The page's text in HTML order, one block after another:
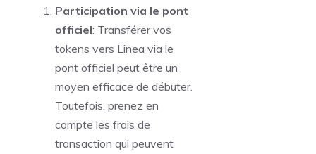
Participation via le pont
officiel: Transférer vos
tokens vers Linea via le
pont officiel peut être un
moyen efficace de débuter.
Toutefois, prenez en
compte les frais de
transaction qui peuvent